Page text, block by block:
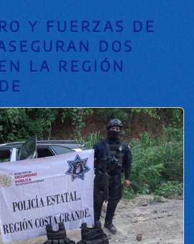
Y FUERZAS DE
DOS
LA REGIÓN